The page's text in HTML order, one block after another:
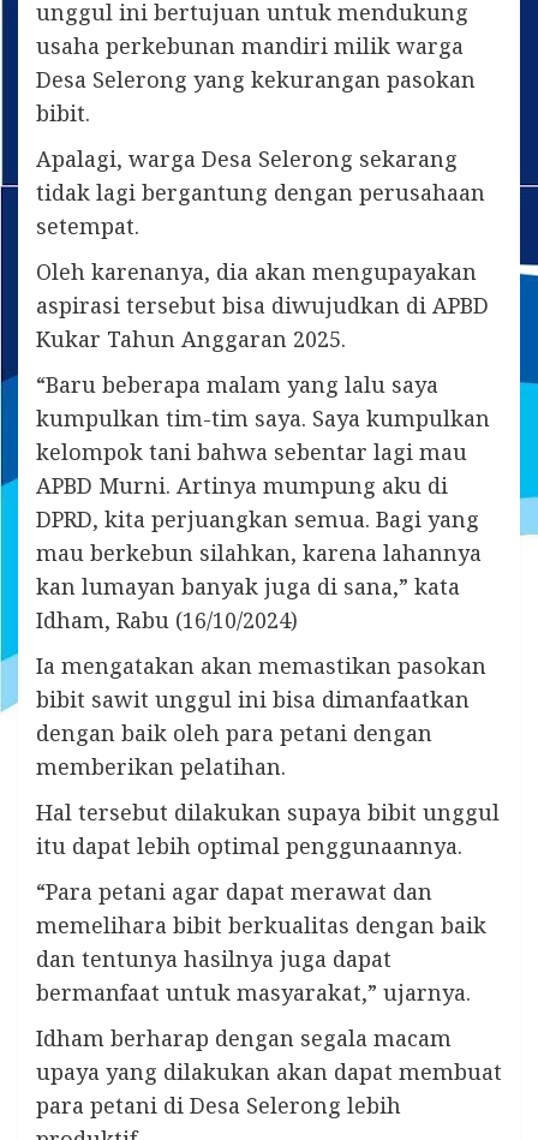
unggul ini bertujuan untuk mendukung
usaha perkebunan mandiri milik warga
Desa Selerong yang kekurangan pasokan
bibit.
Apalagi, warga Desa Selerong sekarang
tidak lagi bergantung dengan perusahaan
setempat.
Oleh karenanya, dia akan mengupayakan
aspirasi tersebut bisa diwujudkan di APBD
Kukar Tahun Anggaran 2025.
“Baru beberapa malam yang lalu saya
kumpulkan tim-tim saya. Saya kumpulkan
kelompok tani bahwa sebentar lagi mau
APBD Murni. Artinya mumpung aku di
DPRD, kita perjuangkan semua. Bagi yang
mau berkebun silahkan, karena lahannya
kan lumayan banyak juga di sana,” kata
Idham, Rabu (16/10/2024)
Ia mengatakan akan memastikan pasokan
bibit sawit unggul ini bisa dimanfaatkan
dengan baik oleh para petani dengan
memberikan pelatihan.
Hal tersebut dilakukan supaya bibit unggul
itu dapat lebih optimal penggunaannya.
“Para petani agar dapat merawat dan
memelihara bibit berkualitas dengan baik
dan tentunya hasilnya juga dapat
bermanfaat untuk masyarakat,” ujarnya.
Idham berharap dengan segala macam
upaya yang dilakukan akan dapat membuat
para petani di Desa Selerong lebih